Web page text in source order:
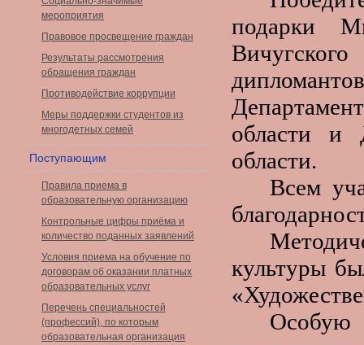
мероприятия
Правовое просвещение граждан
Результаты рассмотрения
обращения граждан
Противодействие коррупции
Меры поддержки студентов из
многодетных семей
Поступающим
Правила приема в
образовательную организацию
Контрольные цифры приёма и
количество поданных заявлений
Условия приема на обучение по
договорам об оказании платных
образовательных услуг
Перечень специальностей
(профессий), по которым
образовательная организация
подарки
области и
области.
Всем
культуры